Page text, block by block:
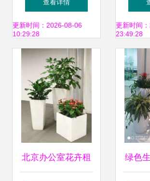
批发租摆全面指南
查看详情
更新时间：2026-08-06
10:29:28
的
更新时间
23:49:28
北京办公室花卉租 绿色